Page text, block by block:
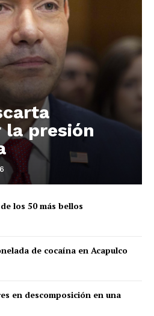
California
Chiapas
México
Coahuila
Estado de México
Yucatán
Veracruz
Oaxaca Nuevo León
presión
los 50 más bellos
de cocaína en Acapulco
en descomposición en una